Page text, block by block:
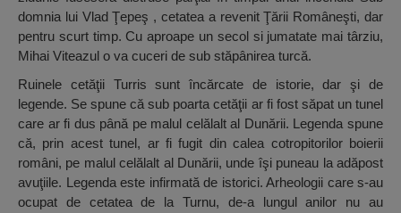
domnia lui Vlad Ţepeş , cetatea a revenit Ţării Româneşti, dar
pentru scurt timp. Cu aproape un secol si jumatate mai târziu,
Mihai Viteazul o va cuceri de sub stăpânirea turcă.
Ruinele cetăţii Turris sunt încărcate de istorie, dar şi de
legende. Se spune că sub poarta cetăţii ar fi fost săpat un tunel
care ar fi dus până pe malul celălalt al Dunării. Legenda spune
că, prin acest tunel, ar fi fugit din calea cotropitorilor boierii
români, pe malul celălalt al Dunării, unde îşi puneau la adăpost
avuţiile. Legenda este infirmată de istorici. Arheologii care s-au
ocupat de cetatea de la Turnu, de-a lungul anilor nu au